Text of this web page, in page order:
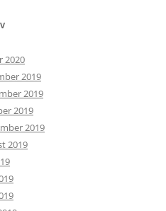
2020
2019
2019
2019
2019
2019